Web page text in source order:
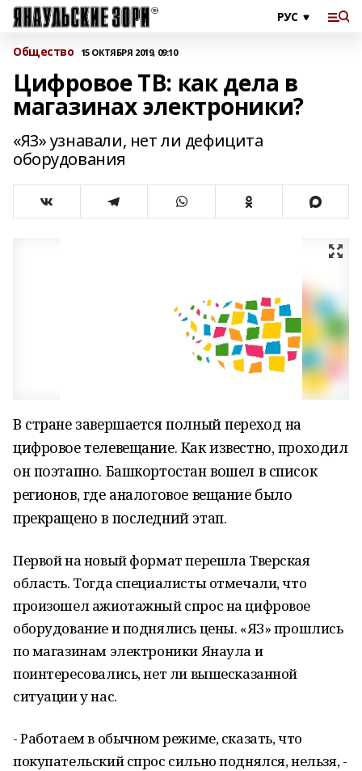
Общество 15 ОКТЯБРЯ 2019, 09:10
Цифровое ТВ: как дела в
магазинах электроники?
«ЯЗ» узнавали, нет ли дефицита
оборудования
В стране завершается полный переход на
цифровое телевещание. Как известно, проходил
он поэтапно. Башкортостан вошел в список
регионов, где аналоговое вещание было
прекращено в последний этап.
Первой на новый формат перешла Тверская
область. Тогда специалисты отмечали, что
произошел ажиотажный спрос на цифровое
оборудование и поднялись цены. «ЯЗ» прошлись
по магазинам электроники Янаула и
поинтересовались, нет ли вышесказанной
ситуации у нас.
- Работаем в обычном режиме, сказать, что
покупательский спрос сильно поднялся, нельзя, -